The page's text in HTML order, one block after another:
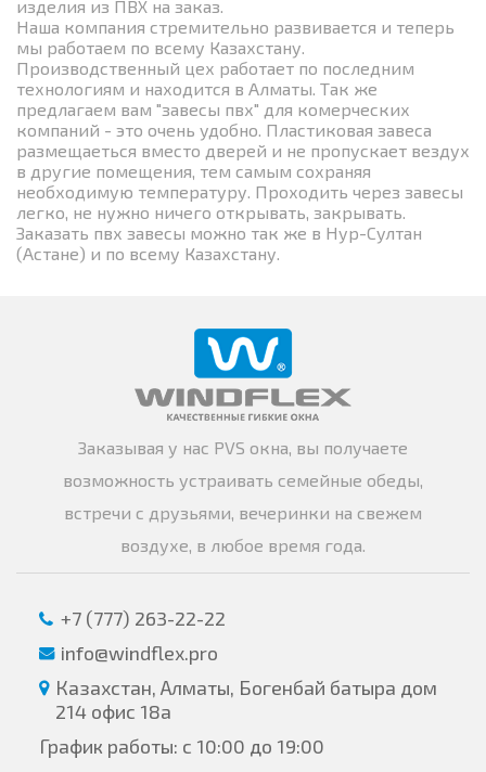
изделия из ПВХ на заказ.
Наша компания стремительно развивается и теперь
мы работаем по всему Казахстану.
Производственный цех работает по последним
технологиям и находится в Алматы. Так же
предлагаем вам "завесы пвх" для комерческих
компаний - это очень удобно. Пластиковая завеса
размещаеться вместо дверей и не пропускает вездух
в другие помещения, тем самым сохраняя
необходимую температуру. Проходить через завесы
легко, не нужно ничего открывать, закрывать.
Заказать пвх завесы можно так же в Нур-Султан
(Астане) и по всему Казахстану.
Заказывая у нас PVS окна, вы получаете
возможность устраивать семейные обеды,
встречи с друзьями, вечеринки на свежем
воздухе, в любое время года.
+7 (777) 263-22-22
info@windflex.pro
Казахстан, Алматы, Богенбай батыра дом
214 офис 18а
График работы: с 10:00 до 19:00